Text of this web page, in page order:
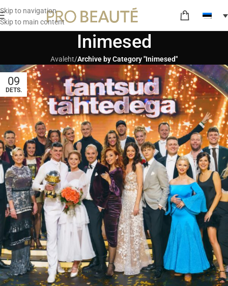
Skip to navigation
Skip to main content
Inimesed
Avaleht/Archive by Category "Inimesed"
09
DETS.